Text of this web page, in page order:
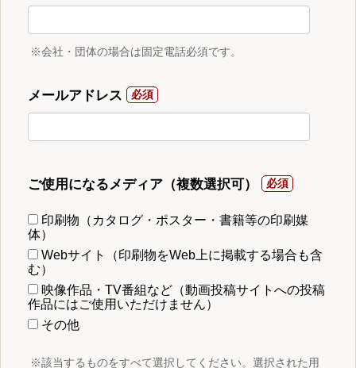
※会社・団体の場合は固定電話必須です。
メールアドレス
ご使用になるメディア（複数選択可）
印刷物（カタログ・ポスター・書籍等の印刷媒
体）
Webサイト（印刷物をWeb上に掲載する場合も含
む）
映像作品・TV番組など（動画投稿サイトへの投稿
作品にはご使用いただけません）
その他
※該当するものをすべて選択してください。選択された用